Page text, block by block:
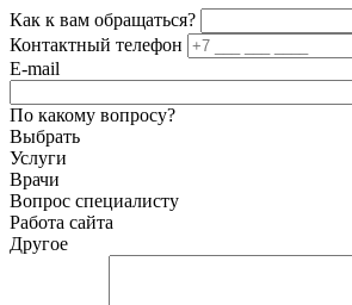
Как к вам обращаться?
Контактный телефон
E-mail
По какому вопросу?
Выбрать
Услуги
Врачи
Вопрос специалисту
Работа сайта
Другое